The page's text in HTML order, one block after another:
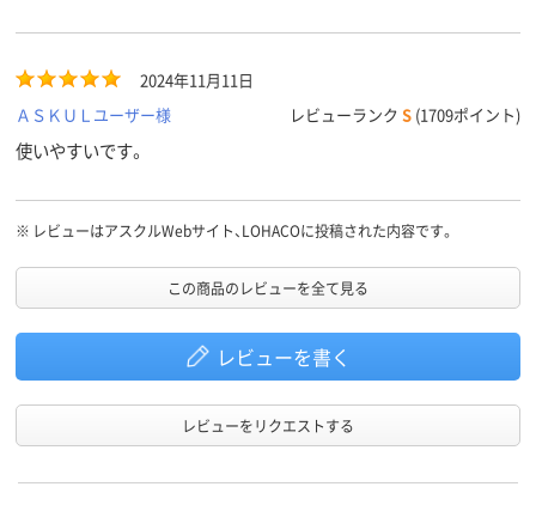
2024年11月11日
ＡＳＫＵＬユーザー様
レビューランク S (1709ポイント)
使いやすいです。
※ レビューはアスクルWebサイト、LOHACOに投稿された内容です。
この商品のレビューを全て見る
レビューを書く
レビューをリクエストする